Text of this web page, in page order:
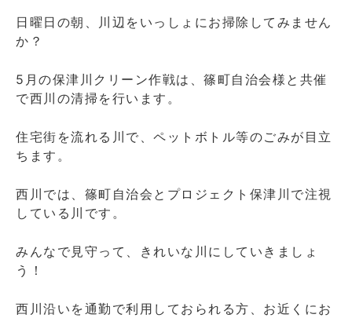
に
日曜日の朝、川辺をいっしょにお掃除してみません
か？
5月の保津川クリーン作戦は、篠町自治会様と共催
で西川の清掃を行います。
住宅街を流れる川で、ペットボトル等のごみが目立
ちます。
西川では、篠町自治会とプロジェクト保津川で注視
している川です。
みんなで見守って、きれいな川にしていきましょ
う！
西川沿いを通勤で利用しておられる方、お近くにお